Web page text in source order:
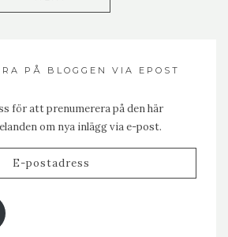
PÅ BLOGGEN VIA EPOST
för att prenumerera på den här
om nya inlägg via e-post.